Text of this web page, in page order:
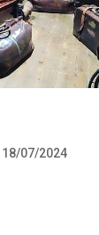
07/2024